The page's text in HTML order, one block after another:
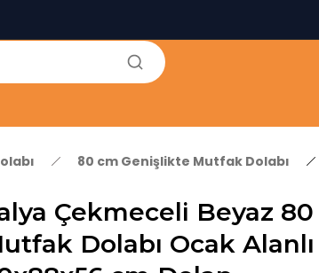
kadar Genişliğe Sahip
ve Kolay Kullanım
satış sonrası destek
80 cm Genişlikte Mutfak Dolabı
Çekmeceli Beyaz
Dolabı Ocak